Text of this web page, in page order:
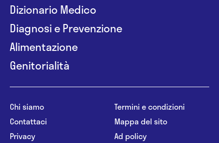
Dizionario Medico
Diagnosi e Prevenzione
Alimentazione
Genitorialità
Chi siamo
Contattaci
Privacy
Termini e condizioni
Mappa del sito
Ad policy